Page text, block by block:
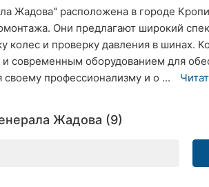
Жадова" расположена в городе
Они предлагают широкий
колес и проверку давления в шинах.
современным оборудованием для
своему профессионализму и о ...
Жадова (9)